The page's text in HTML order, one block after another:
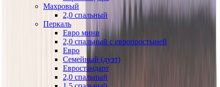
Махровый
2,0 спальный
Перкаль
Евро мини
2,0 спальный с европростыней
Евро
Семейный (дуэт)
Евростандарт
2,0 спальный